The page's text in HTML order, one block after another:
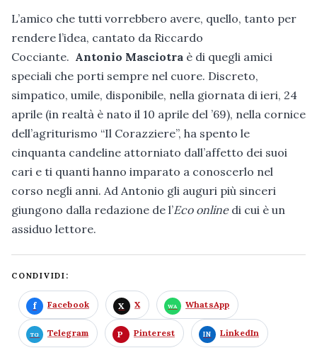
L’amico che tutti vorrebbero avere, quello, tanto per
rendere l’idea, cantato da Riccardo
Cocciante. Antonio Masciotra è di quegli amici
speciali che porti sempre nel cuore. Discreto,
simpatico, umile, disponibile, nella giornata di ieri, 24
aprile (in realtà è nato il 10 aprile del ’69), nella cornice
dell’agriturismo “Il Corazziere”, ha spento le
cinquanta candeline attorniato dall’affetto dei suoi
cari e ti quanti hanno imparato a conoscerlo nel
corso negli anni. Ad Antonio gli auguri più sinceri
giungono dalla redazione de l’Eco onlinedi cui è un
assiduo lettore.
CONDIVIDI:
Facebook X WhatsApp
Telegram Pinterest LinkedIn